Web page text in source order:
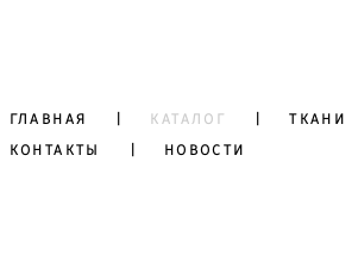
ГЛАВНАЯ КАТАЛОГ ТКАНИ
КОНТАКТЫ НОВОСТИ
ГЛАВНАЯ КАТАЛОГ ТКАНИ
КОНТАКТЫ НОВОСТИ